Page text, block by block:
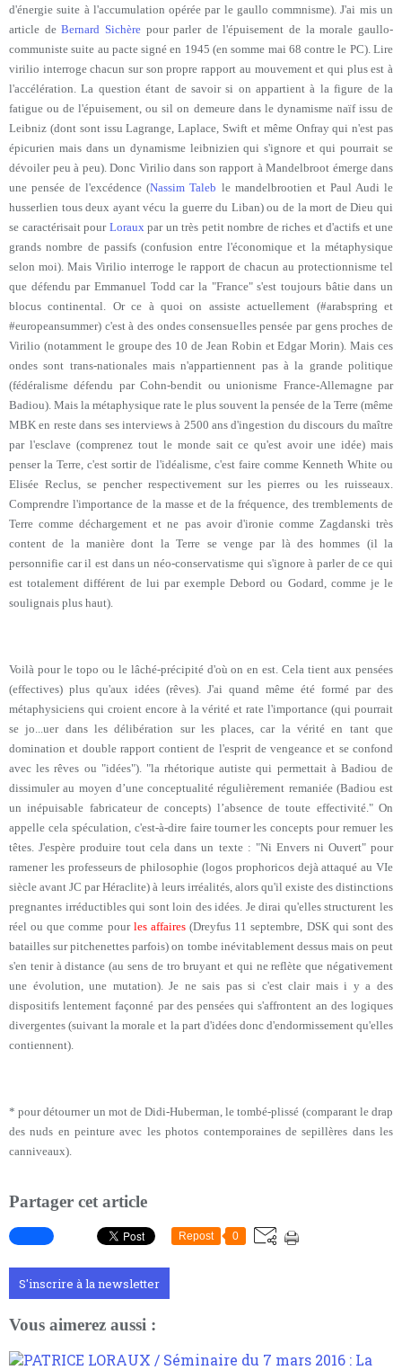
d'énergie suite à l'accumulation opérée par le gaullo commnisme). J'ai mis un
article deBernard Sichèrepour parler de l'épuisement de la morale gaullo-
communiste suite au pacte signé en 1945 (en somme mai 68 contre le PC). Lire
virilio interroge chacun sur son propre rapport au mouvement et qui plus est à
l'accélération. La question étant de savoir si on appartient à la figure de la
fatigue ou de l'épuisement, ou sil on demeure dans le dynamisme naïf issu de
Leibniz (dont sont issu Lagrange, Laplace, Swift et même Onfray qui n'est pas
épicurien mais dans un dynamisme leibnizien qui s'ignore et qui pourrait se
dévoiler peu à peu). Donc Virilio dans son rapport à Mandelbroot émerge dans
une pensée de l'excédence (Nassim Taleb le mandelbrootien et Paul Audi le
husserlien tous deux ayant vécu la guerre du Liban) ou de la mort de Dieu qui
se caractérisait pour Loraux par un très petit nombre de riches et d'actifs et une
grands nombre de passifs (confusion entre l'économique et la métaphysique
selon moi). Mais Virilio interroge le rapport de chacun au protectionnisme tel
que défendu par Emmanuel Todd car la "France" s'est toujours bâtie dans un
blocus continental. Or ce à quoi on assiste actuellement (#arabspring et
#europeansummer) c'est à des ondes consensuelles pensée par gens proches de
Virilio (notamment le groupe des 10 de Jean Robin et Edgar Morin). Mais ces
ondes sont trans-nationales mais n'appartiennent pas à la grande politique
(fédéralisme défendu par Cohn-bendit ou unionisme France-Allemagne par
Badiou). Mais la métaphysique rate le plus souvent la pensée de la Terre (même
MBK en reste dans ses interviews à 2500 ans d'ingestion du discours du maître
par l'esclave (comprenez tout le monde sait ce qu'est avoir une idée) mais
penser la Terre, c'est sortir de l'idéalisme, c'est faire comme Kenneth White ou
Elisée Reclus, se pencher respectivement sur les pierres ou les ruisseaux.
Comprendre l'importance de la masse et de la fréquence, des tremblements de
Terre comme déchargement et ne pas avoir d'ironie comme Zagdanski très
content de la manière dont la Terre se venge par là des hommes (il la
personnifie car il est dans un néo-conservatisme qui s'ignore à parler de ce qui
est totalement différent de lui par exemple Debord ou Godard, comme je le
soulignais plus haut).
Voilà pour le topo ou le lâché-précipité d'où on en est. Cela tient aux pensées
(effectives) plus qu'aux idées (rêves). J'ai quand même été formé par des
métaphysiciens qui croient encore à la vérité et rate l'importance (qui pourrait
se jo ...uer dans les délibération sur les places, car la vérité en tant que
domination et double rapport contient de l'esprit de vengeance et se confond
avec les rêves ou "idées"). "la rhétorique autiste qui permettait à Badiou de
dissimuler au moyen d’une conceptualité régulièrement remaniée (Badiou est
un inépuisable fabricateur de concepts) l’absence de toute effectivité." On
appelle cela spéculation, c'est-à-dire faire tourner les concepts pour remuer les
têtes. J'espère produire tout cela dans un texte : "Ni Envers ni Ouvert" pour
ramener les professeurs de philosophie (logos prophoricos dejà attaqué au VIe
siècle avant JC par Héraclite) à leurs irréalités, alors qu'il existe des distinctions
pregnantes irréductibles qui sont loin des idées. Je dirai qu'elles structurent les
réel ou que comme pour les affaires(Dreyfus 11 septembre, DSK qui sont des
batailles sur pitchenettes parfois) on tombe inévitablement dessus mais on peut
s'en tenir à distance (au sens de tro bruyant et qui ne reflète que négativement
une évolution, une mutation). Je ne sais pas si c'est clair mais i y a des
dispositifs lentement façonné par des pensées qui s'affrontent an des logiques
divergentes (suivant la morale et la part d'idées donc d'endormissement qu'elles
contiennent).
* pour détourner un mot de Didi-Huberman, le tombé-plissé (comparant le drap
des nuds en peinture avec les photos contemporaines de sepillères dans les
canniveaux).
Partager cet article
Repost 0
S'inscrire à la newsletter
Vous aimerez aussi :